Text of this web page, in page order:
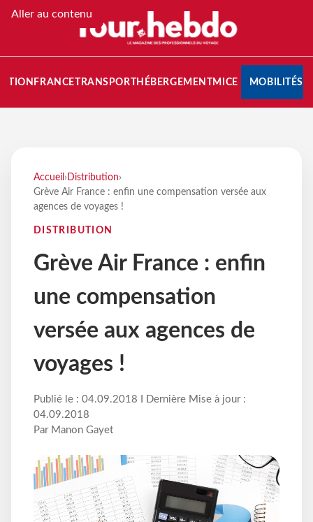
Aller au contenu
FRANCETRANSPORT HÉBERGEMENTMICE MOBILITÉS
Accueil › Distribution›
Grève Air France : enfin une compensation versée aux
agences de voyages !
DISTRIBUTION
Grève Air France : enfin
une compensation
versée aux agences de
voyages !
Publié le : 04.09.2018 I Dernière Mise à jour :
04.09.2018
Par Manon Gayet